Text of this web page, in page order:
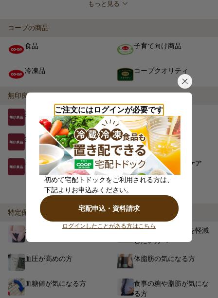
もっと見る
コープの商品
食品 子育て向け商品
冷凍品 コープクオリティ
無印良品
菓子 食品
無印良品のカレー 冷凍食品
キッチン用品・日用品 ヘアケア・ボディケア
もっと見る
特定保健用食品・機能性表示食品
おなかの調子を整える
疲労感・ストレスを軽減
したい方へ
血圧が高めの方 体脂肪の気になる方
血糖値が気になる方
食事の糖や脂肪が気にな
る方
ご注文にはログインが必要です
初めて宅配トドックをご利用される方は、
下記よりお申込みください。
宅配申込・資料請求
ログインしたことがある方はこちら